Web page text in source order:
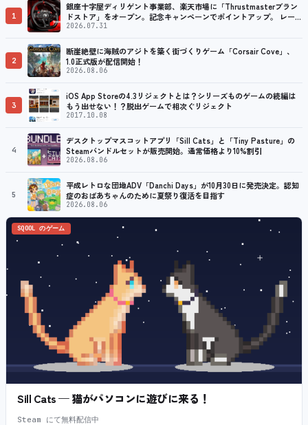
1
銀座十字屋ディリゲント事業部、楽天市場に「Thrustmasterブラン
ドストア」をオープン。記念キャンペーンでポイントアップ。 レーシ
ング／フライトシム向けコントローラーを中心に、幅広くラインナッ
2026.07.31
2
断崖絶壁に海賊のアジトを築く街づくりゲーム「Corsair Cove」、
1.0正式版が配信開始！
2026.08.06
3
iOS App Storeの4.3リジェクトとは？シリーズものゲームの続編は
もう出せない！？脱出ゲームで相次ぐリジェクト
2017.10.08
4
デスクトップマスコットアプリ「Sill Cats」と「Tiny Pasture」の
Steamバンドルセットが販売開始。通常価格より10%割引
2026.08.06
5
平成レトロな団地ADV「Danchi Days」が10月30日に発売決定。認知
症のおばあちゃんのために夏祭り復活を目指す
2026.08.06
SQOOL のゲーム
Sill Cats — 猫がパソコンに遊びに来る！
Steam にて無料配信中